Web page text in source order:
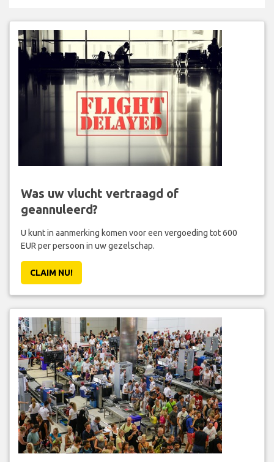
Was uw vlucht vertraagd of
geannuleerd?
U kunt in aanmerking komen voor een vergoeding tot 600
EUR per persoon in uw gezelschap.
CLAIM NU!